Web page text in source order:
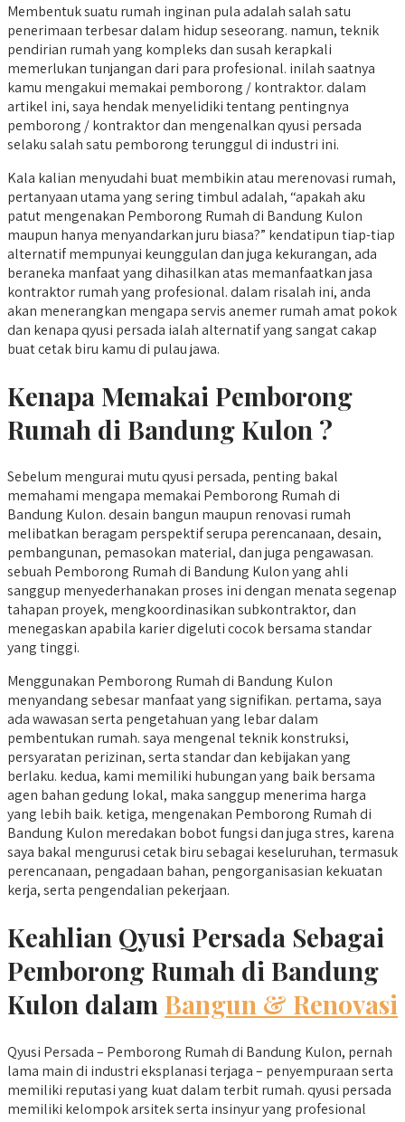
Membentuk suatu rumah inginan pula adalah salah satu
penerimaan terbesar dalam hidup seseorang. namun, teknik
pendirian rumah yang kompleks dan susah kerapkali
memerlukan tunjangan dari para profesional. inilah saatnya
kamu mengakui memakai pemborong / kontraktor. dalam
artikel ini, saya hendak menyelidiki tentang pentingnya
pemborong / kontraktor dan mengenalkan qyusi persada
selaku salah satu pemborong terunggul di industri ini.
Kala kalian menyudahi buat membikin atau merenovasi rumah,
pertanyaan utama yang sering timbul adalah, “apakah aku
patut mengenakan Pemborong Rumah di Bandung Kulon
maupun hanya menyandarkan juru biasa?” kendatipun tiap-tiap
alternatif mempunyai keunggulan dan juga kekurangan, ada
beraneka manfaat yang dihasilkan atas memanfaatkan jasa
kontraktor rumah yang profesional. dalam risalah ini, anda
akan menerangkan mengapa servis anemer rumah amat pokok
dan kenapa qyusi persada ialah alternatif yang sangat cakap
buat cetak biru kamu di pulau jawa.
Kenapa Memakai Pemborong
Rumah di Bandung Kulon ?
Sebelum mengurai mutu qyusi persada, penting bakal
memahami mengapa memakai Pemborong Rumah di
Bandung Kulon. desain bangun maupun renovasi rumah
melibatkan beragam perspektif serupa perencanaan, desain,
pembangunan, pemasokan material, dan juga pengawasan.
sebuah Pemborong Rumah di Bandung Kulon yang ahli
sanggup menyederhanakan proses ini dengan menata segenap
tahapan proyek, mengkoordinasikan subkontraktor, dan
menegaskan apabila karier digeluti cocok bersama standar
yang tinggi.
Menggunakan Pemborong Rumah di Bandung Kulon
menyandang sebesar manfaat yang signifikan. pertama, saya
ada wawasan serta pengetahuan yang lebar dalam
pembentukan rumah. saya mengenal teknik konstruksi,
persyaratan perizinan, serta standar dan kebijakan yang
berlaku. kedua, kami memiliki hubungan yang baik bersama
agen bahan gedung lokal, maka sanggup menerima harga
yang lebih baik. ketiga, mengenakan Pemborong Rumah di
Bandung Kulon meredakan bobot fungsi dan juga stres, karena
saya bakal mengurusi cetak biru sebagai keseluruhan, termasuk
perencanaan, pengadaan bahan, pengorganisasian kekuatan
kerja, serta pengendalian pekerjaan.
Keahlian Qyusi Persada Sebagai
Pemborong Rumah di Bandung
Kulon dalam Bangun & Renovasi
Qyusi Persada – Pemborong Rumah di Bandung Kulon, pernah
lama main di industri eksplanasi terjaga – penyempuraan serta
memiliki reputasi yang kuat dalam terbit rumah. qyusi persada
memiliki kelompok arsitek serta insinyur yang profesional